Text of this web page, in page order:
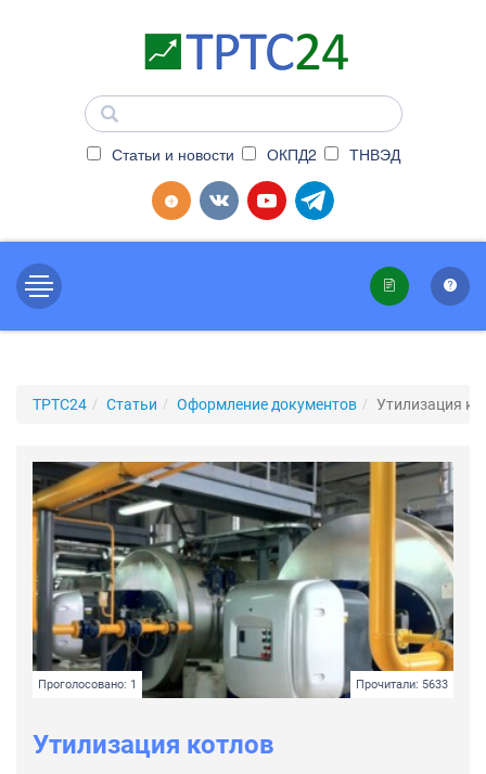
Статьи и новости ОКПД2 ТНВЭД
ТРТС24 Статьи Оформление документов Утилизация
Проголосовано: 1 Прочитали: 5633
Утилизация котлов